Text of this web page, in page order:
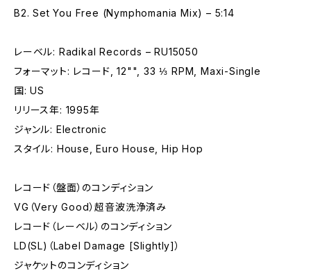
B2. Set You Free (Nymphomania Mix) – 5:14
レーベル: Radikal Records – RU15050
フォーマット: レコード, 12"", 33 ⅓ RPM, Maxi-Single
国: US
リリース年: 1995年
ジャンル: Electronic
スタイル: House, Euro House, Hip Hop
レコード（盤面）のコンディション
VG（Very Good）超音波洗浄済み
レコード（レーベル）のコンディション
LD(SL)（Label Damage [Slightly]）
ジャケットのコンディション